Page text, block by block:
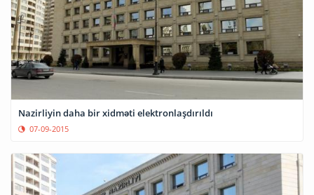
Nazirliyin daha bir xidməti elektronlaşdırıldı
07-09-2015